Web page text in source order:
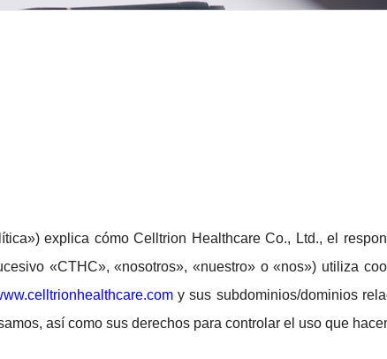
explica cómo Celltrion Healthcare Co., Ltd., el
«CTHC», «nosotros», «nuestro» o «nos») utiliza
y sus subdominios/dominios
así como sus derechos para controlar el uso que